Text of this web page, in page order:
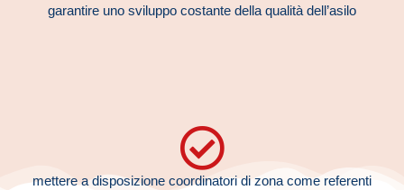
garantire uno sviluppo costante della qualità dell’asilo
mettere a disposizione coordinatori di zona come referenti